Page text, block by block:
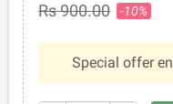
Rs 900.00 -10%
Special offer